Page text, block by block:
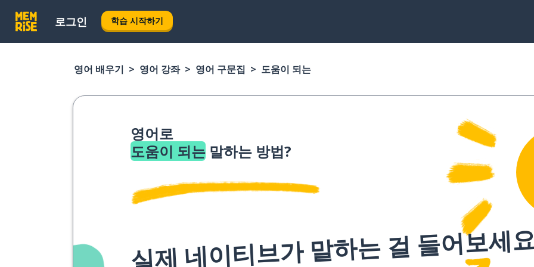
로그인 학습 시작하기
영어 배우기 영어 강좌 영어 구문집 도움이 되는
영어로
도움이 되는 말하는 방법?
실제 네이티브가 말하는 걸 들어보세